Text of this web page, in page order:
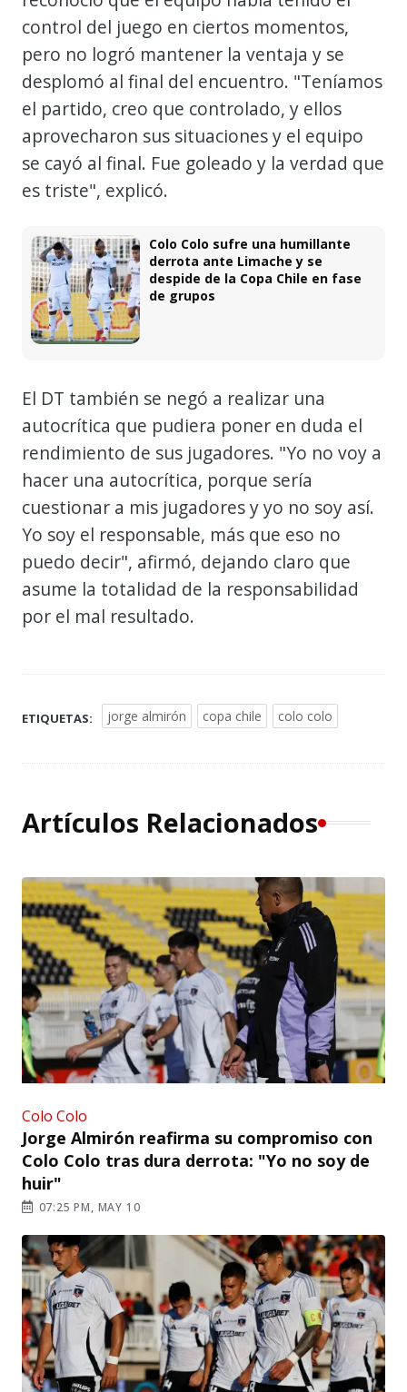
control del juego en ciertos momentos,
pero no logró mantener la ventaja y se
desplomó al final del encuentro. "Teníamos
el partido, creo que controlado, y ellos
aprovecharon sus situaciones y el equipo
se cayó al final. Fue goleado y la verdad que
es triste", explicó.
Colo Colo sufre una humillante
derrota ante Limache y se
despide de la Copa Chile en fase
de grupos
El DT también se negó a realizar una
autocrítica que pudiera poner en duda el
rendimiento de sus jugadores. "Yo no voy a
hacer una autocrítica, porque sería
cuestionar a mis jugadores y yo no soy así.
Yo soy el responsable, más que eso no
puedo decir", afirmó, dejando claro que
asume la totalidad de la responsabilidad
por el mal resultado.
ETIQUETAS: jorge almirón copa chile colo colo
Artículos Relacionados
Colo Colo
Jorge Almirón reafirma su compromiso con
Colo Colo tras dura derrota: "Yo no soy de
huir"
07:25 PM, MAY 10